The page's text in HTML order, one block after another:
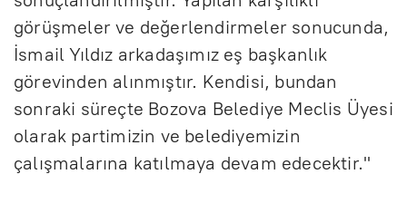
görüşmeler ve değerlendirmeler sonucunda,
İsmail Yıldız arkadaşımız eş başkanlık
görevinden alınmıştır. Kendisi, bundan
sonraki süreçte Bozova Belediye Meclis Üyesi
olarak partimizin ve belediyemizin
çalışmalarına katılmaya devam edecektir."